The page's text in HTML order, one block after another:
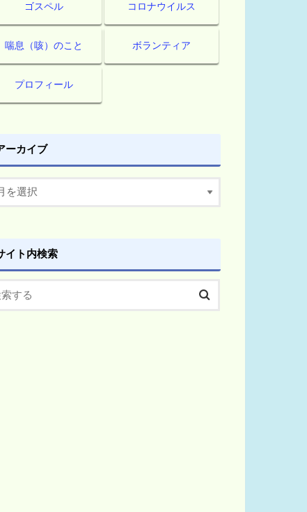
ゴスペル コロナウイルス
喘息（咳）のこと ボランティア
プロフィール
ーカイブ
イト内検索